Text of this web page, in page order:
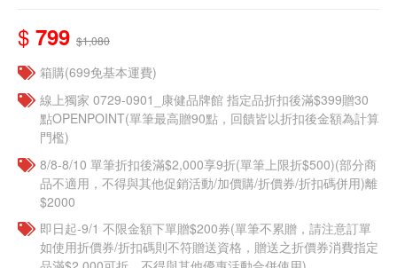
$ 799 $1,080
箱購(699免基本運費)
線上獨家 0729-0901_康健品牌館 指定品折扣後滿$399贈30
點OPENPOINT(單筆最高贈90點，回饋皆以折扣後金額為計算
門檻)
8/8-8/10 單筆折扣後滿$2,000享9折(單筆上限折$500)(部分商
品不適用，不得與其他促銷活動/加價購/折價券/折扣碼併用)離
$2000
即日起-9/1 不限金額下單贈$200券(單筆不累贈，請注意訂單
如使用折價券/折扣碼則不符贈送資格，贈送之折價券消費指定